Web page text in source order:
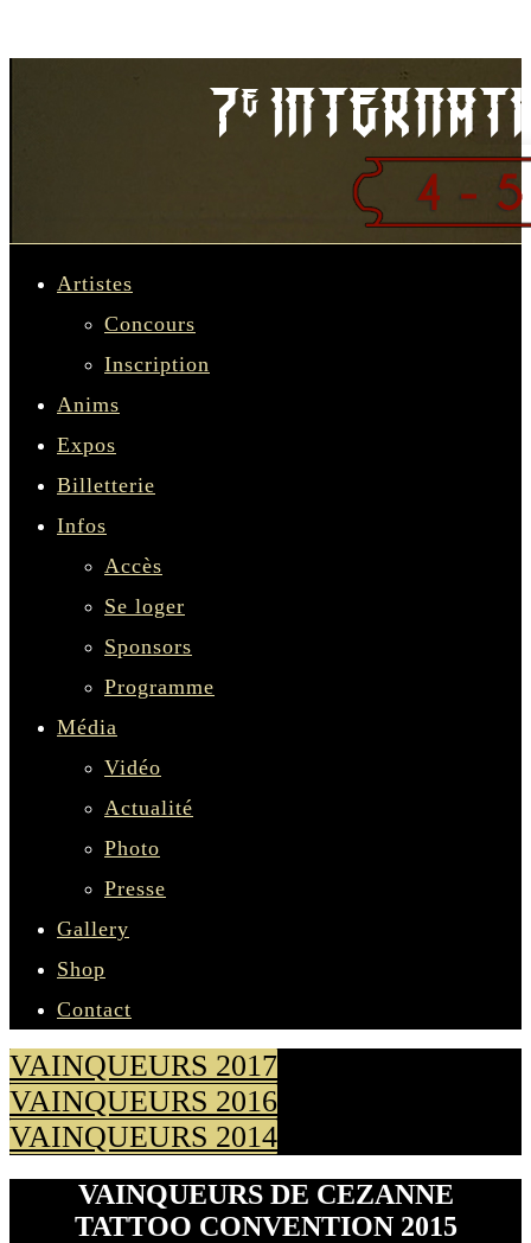
Artistes
Concours
Inscription
Anims
Expos
Billetterie
Infos
Accès
Se loger
Sponsors
Programme
Média
Vidéo
Actualité
Photo
Presse
Gallery
Shop
Contact
VAINQUEURS 2017
VAINQUEURS 2016
VAINQUEURS 2014
VAINQUEURS DE CEZANNE
TATTOO CONVENTION 2015